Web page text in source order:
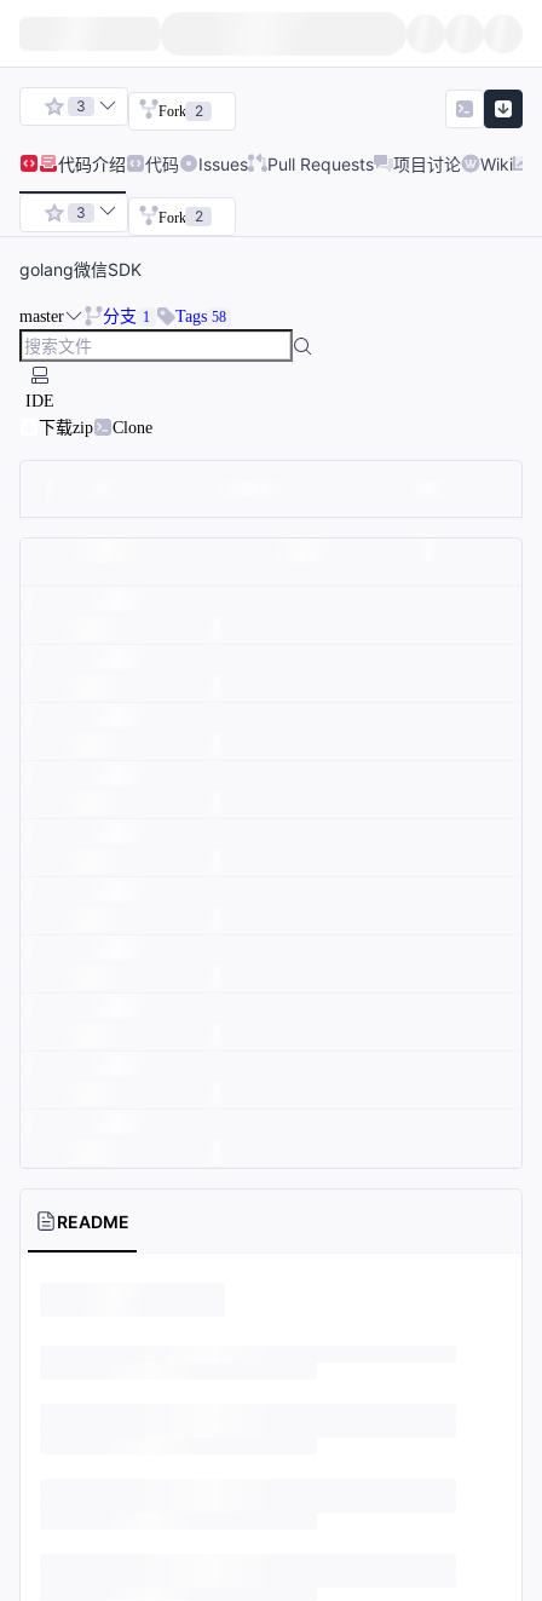
3 Fork 2
代码介绍 代码 Issues Pull Requests 项目讨论 Wiki
3 Fork 2
golang微信SDK
master 分支 1 Tags 58
IDE
下载zip
Clone
README